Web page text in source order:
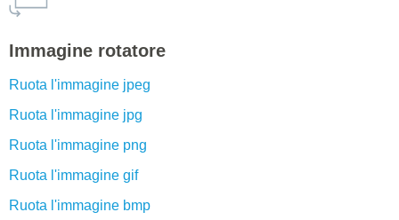
Immagine rotatore
Ruota l'immagine jpeg
Ruota l'immagine jpg
Ruota l'immagine png
Ruota l'immagine gif
Ruota l'immagine bmp